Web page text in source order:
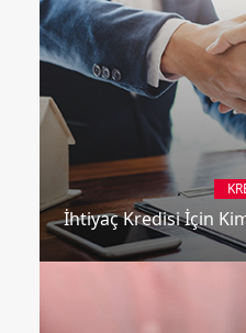
İhtiyaç Kredisi İçin